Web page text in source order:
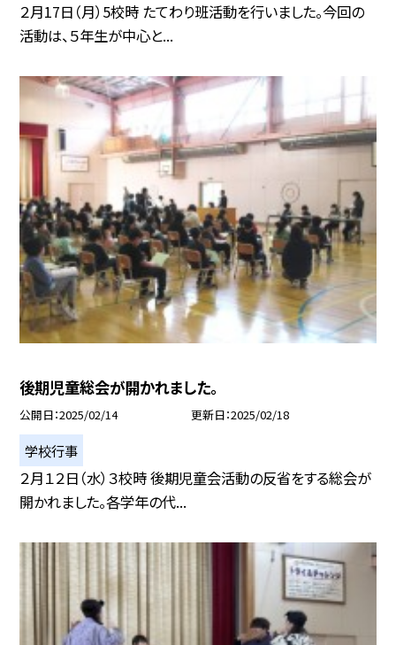
２月17日（月）5校時 たてわり班活動を行いました。今回の
活動は、５年生が中心と...
後期児童総会が開かれました。
公開日 2025/02/14 更新日 2025/02/18
学校行事
２月１２日（水）３校時 後期児童会活動の反省をする総会が
開かれました。各学年の代...